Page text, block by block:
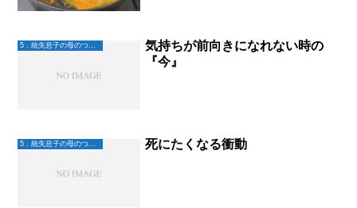
休めない！インフルエンザなん...
5．統失息子の母のつぶやき
気持ちが前向きになれない時の
『今』
5．統失息子の母のつぶやき 死にたくなる衝動